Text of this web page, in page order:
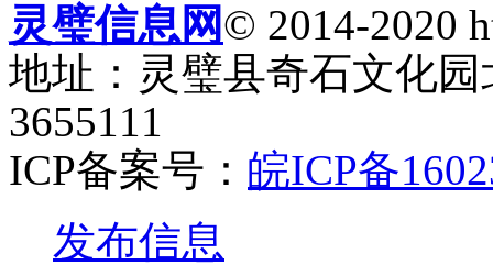
灵璧信息网© 2014-2020
地址：灵璧县奇石文化
3655111
ICP备案号： 皖ICP备
发布信息